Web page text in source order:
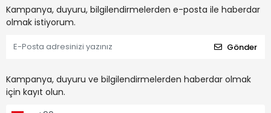
Kampanya, duyuru, bilgilendirmelerden e-posta ile haberdar
olmak istiyorum.
Gönder
Kampanya, duyuru ve bilgilendirmelerden haberdar olmak
için kayıt olun.